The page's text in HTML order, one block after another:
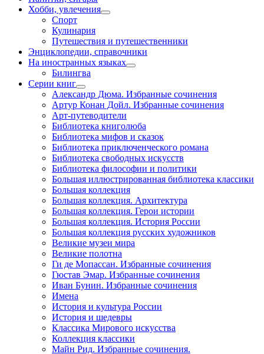
Хобби, увлечения
Спорт
Кулинария
Путешествия и путешественники
Энциклопедии, справочники
На иностранных языках
Билингва
Серии книг
Александр Дюма. Избранные сочинения
Артур Конан Дойл. Избранные сочинения
Арт-путеводители
Библиотека книголюба
Библиотека мифов и сказок
Библиотека приключенческого романа
Библиотека свободных искусств
Библиотека философии и политики
Большая иллюстрированная библиотека классики
Большая коллекция
Большая коллекция. Архитектура
Большая коллекция. Герои истории
Большая коллекция. История России
Большая коллекция русских художников
Великие музеи мира
Великие полотна
Ги де Мопассан. Избранные сочинения
Гюстав Эмар. Избранные сочинения
Иван Бунин. Избранные сочинения
Имена
История и культура России
История и шедевры
Классика Мирового искусства
Коллекция классики
Майн Рид. Избранные сочинения.